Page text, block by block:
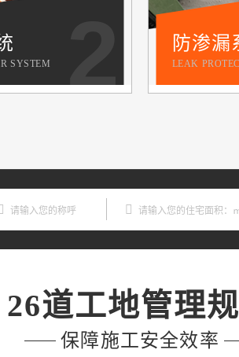
SYSTEM
防渗漏
LEAK
26道工地管理
保障施工安全效率